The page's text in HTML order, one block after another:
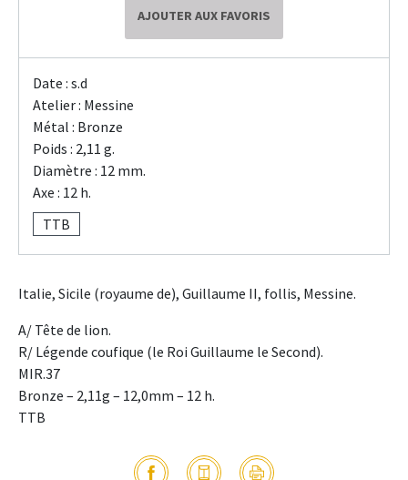
AJOUTER AUX FAVORIS
Date : s.d
Atelier : Messine
Métal : Bronze
Poids : 2,11 g.
Diamètre : 12 mm.
Axe : 12 h.
TTB
Italie, Sicile (royaume de), Guillaume II, follis, Messine.
A/ Tête de lion.
R/ Légende coufique (le Roi Guillaume le Second).
MIR.37
Bronze – 2,11g – 12,0mm – 12 h.
TTB